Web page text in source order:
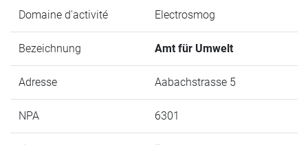
Domaine d'activité Electrosmog
Bezeichnung Amt für Umwelt
Adresse Aabachstrasse 5
NPA 6301